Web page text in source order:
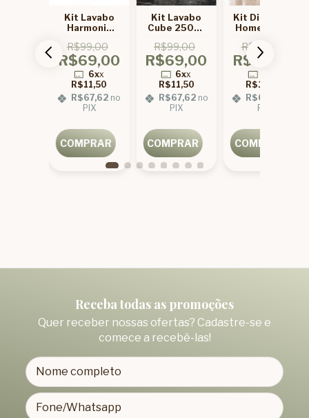
Kit Lavabo
Harmonia
Montar com
Difusor e
Saboneteira
R$99,00
R$69,00
6xx
R$11,50
R$67,62 no
PIX
COMPRAR
Kit Lavabo
Cube 250ml
com Difusor
e
Saboneteira
R$99,00
R$69,00
6xx
R$11,50
R$67,62no
PIX
COMPRAR
Kit Difusor e
Home Spray
240ml para
Perfumar
Ambientes
R$99,00
R$69,00
R$11,50
R$67,62
PIX
COMPRAR
Receba todas as promoções
Quer receber nossas ofertas? Cadastre-se e
comece a recebê-las!